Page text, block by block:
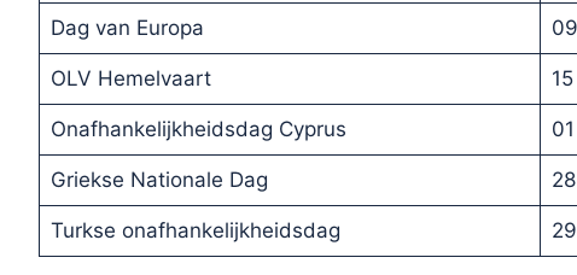
Dag van Europa
OLV Hemelvaart
Onafhankelijkheidsdag Cyprus
Griekse Nationale Dag
Turkse onafhankelijkheidsdag